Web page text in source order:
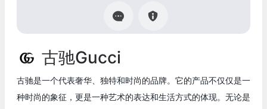
古驰Gucci
古驰是一个代表奢华、独特和时尚的品牌。它的产品不仅仅是一
种时尚的象征，更是一种艺术的表达和生活方式的体现。无论是